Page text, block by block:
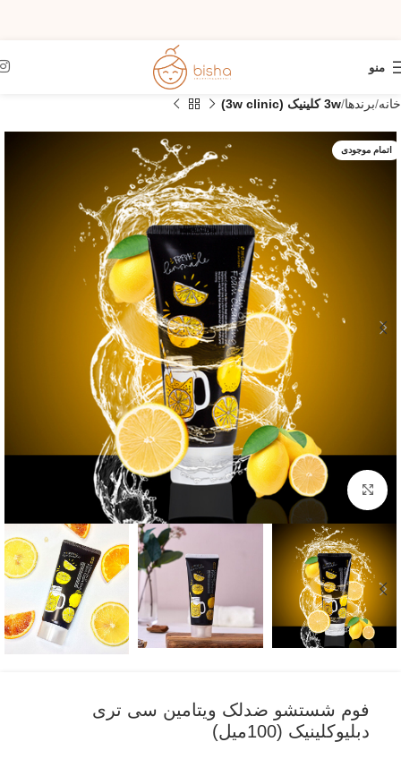
منو
خانه برندها 3w کلینیک (3w clinic)
اتمام موجودی
بزرگنمایی تصویر
فوم شستشو ضدلک ویتامین سی تری
دبلیوکلینیک (100میل)